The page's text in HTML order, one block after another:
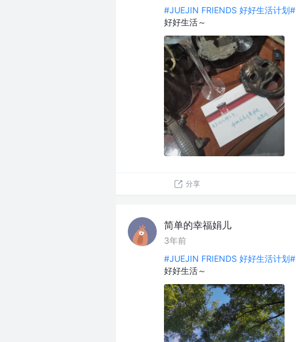
#JUEJIN FRIENDS 好好生活计划#
好好生活～
分享
简单的幸福娟儿
3年前
#JUEJIN FRIENDS 好好生活计划#
好好生活～